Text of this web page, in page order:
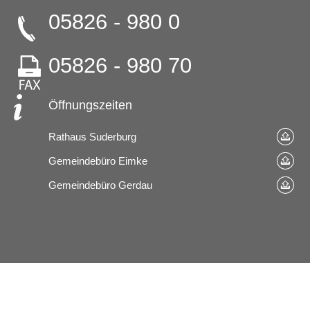
05826 - 980 0
05826 - 980 70
Öffnungszeiten
Rathaus Suderburg
Gemeindebüro Eimke
Gemeindebüro Gerdau